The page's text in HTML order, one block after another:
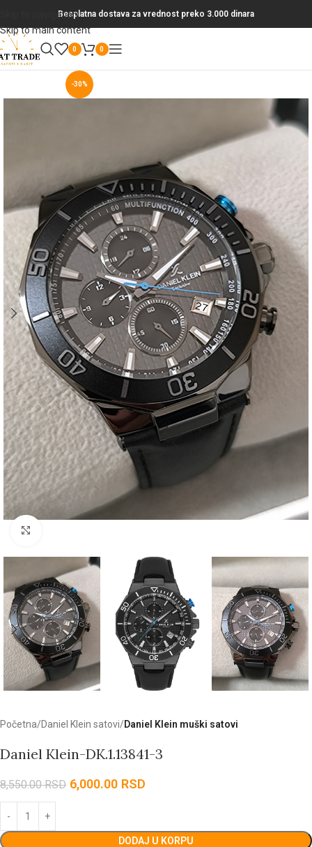
Skip to navigation
Skip to main content
Besplatna dostava za vrednost preko 3.000 dinara
0 0
-30%
Početna Daniel Klein satovi Daniel Klein muški satovi
Daniel Klein-DK.1.13841-3
8,550.00RSD 6,000.00 RSD
DODAJ U KORPU